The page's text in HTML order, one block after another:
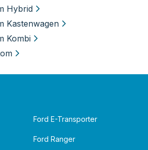
Hybrid
Kastenwagen
Kombi
Ford E-Transporter
Ford Ranger